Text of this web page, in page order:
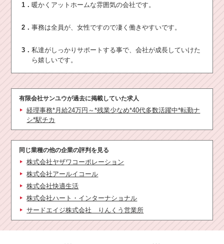
1．暖かくアットホームな雰囲気の会社です。
2．事務は全員が、女性ですので凄く働きやすいです。
3．私達がしっかりサポートする事で、会社が成長していけた
ら嬉しいです。
有限会社サンユウが過去に掲載していた求人
経理事務*月給24万円～*残業少なめ*40代多数活躍中*転勤ナ
シ*駅チカ
同じ業種の他の企業の評判を見る
株式会社ヤザワコーポレーション
株式会社アールイコール
株式会社快適生活
株式会社ハート・インターナショナル
サードエイジ株式会社 りんくう営業所